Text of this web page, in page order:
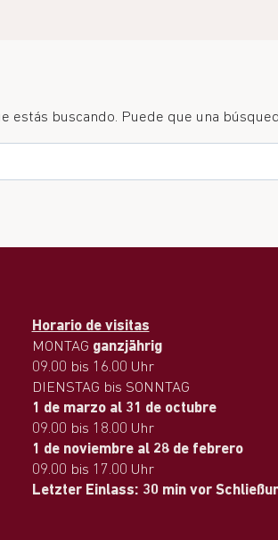
estás buscando. Puede que una
Horario de visitas
MONTAG ganzjährig
09.00 bis 16.00 Uhr
DIENSTAG bis SONNTAG
1 de marzo al 31 de octubre
09.00 bis 18.00 Uhr
1 de noviembre al 28 de febrero
09.00 bis 17.00 Uhr
Letzter Einlass: 30 min vor